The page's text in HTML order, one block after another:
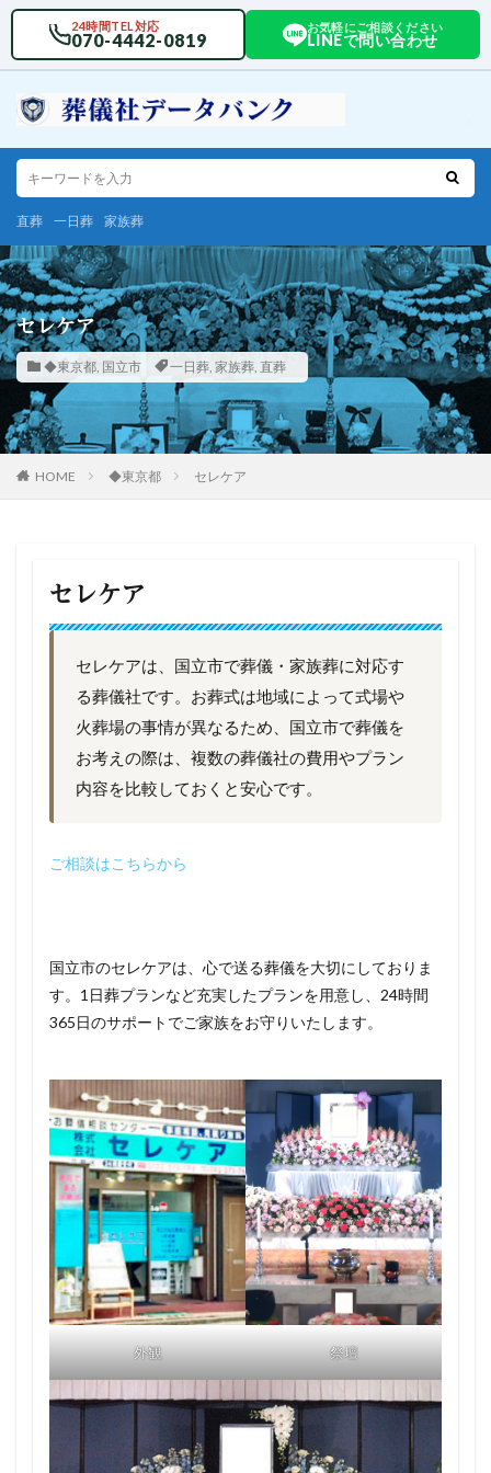
24時間TEL対応
070-4442-0819
お気軽にご相談ください
LINEで問い合わせ
直葬 一日葬 家族葬
セレケア
◆東京都, 国立市 一日葬, 家族葬, 直葬
HOME ◆東京都 セレケア
セレケア
セレケアは、国立市で葬儀・家族葬に対応す
る葬儀社です。お葬式は地域によって式場や
火葬場の事情が異なるため、国立市で葬儀を
お考えの際は、複数の葬儀社の費用やプラン
内容を比較しておくと安心です。
ご相談はこちらから
国立市のセレケアは、心で送る葬儀を大切にしておりま
す。1日葬プランなど充実したプランを用意し、24時間
365日のサポートでご家族をお守りいたします。
外観 祭壇